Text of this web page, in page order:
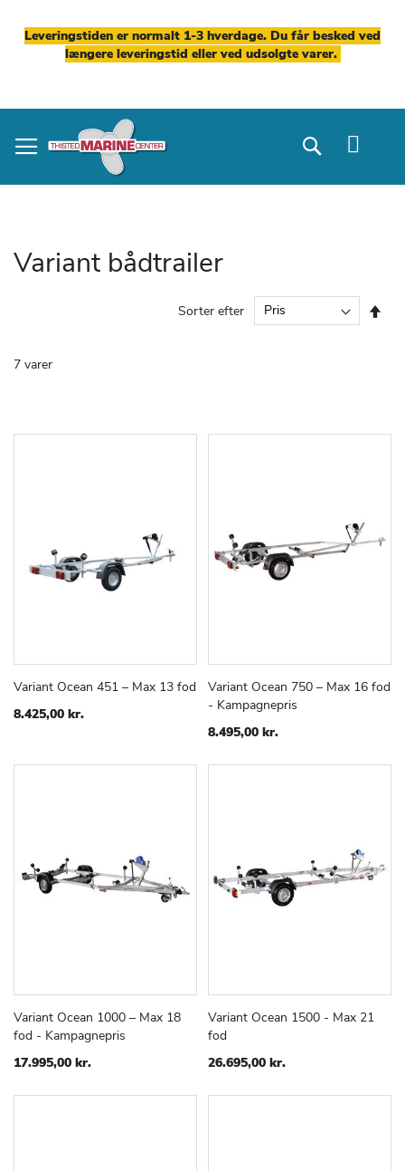
Leveringstiden er normalt 1-3 hverdage. Du får besked ved
længere leveringstid eller ved udsolgte varer.
to
Content
Search
Variant bådtrailer
7 varer
Sorter efter
Læg i kurv
TILFØJ
SAMMENLIGN
Variant Ocean 451 – Max 13 fod
8.425,00 kr.
Læg i kurv
TILFØJ
Variant Ocean 750 – Max 16 fod
- Kampagnepris
8.495,00 kr.
Læg i kurv
TILFØJ
SAMMENLIGN
Variant Ocean 1000 – Max 18
fod - Kampagnepris
17.995,00 kr.
Læg i kurv
TILFØJ
Variant Ocean 1500 - Max 21
fod
26.695,00 kr.